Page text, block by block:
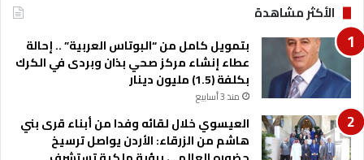
ة
ا
ل
ص
ي
ف
ي
ة
ا
ش
ي
ا
ل
س
ي
ا
ح
الأكثر مشاهدة
بتمويل كامل من “البوتاس العربية” .. إحالة
عطاء إنشاء مركز صحي بذان وبردى في الكرك
بكلفة (1.5) مليون دينار
منذ 3 أسابيع
العيسوي خلال لقائه وفدا من أبناء قرى بني
هاشم من الزرقاء: الأردن يواصل ترسيخ